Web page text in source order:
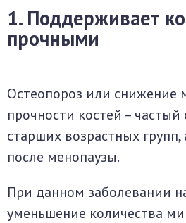
1. Поддерживает
прочными
Остеопороз или снижение
прочности костей –
старших возрастных
после менопаузы.
При данном заболевании
уменьшение количества